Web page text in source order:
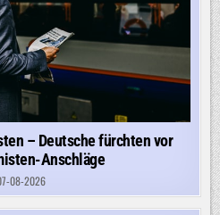
– Deutsche fürchten vor
Anschläge
08-2026